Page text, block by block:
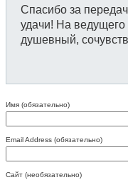
Спасибо за
удачи! На
душевный,
Имя (обязательно)
Email Address (обязательно)
Сайт (необязательно)